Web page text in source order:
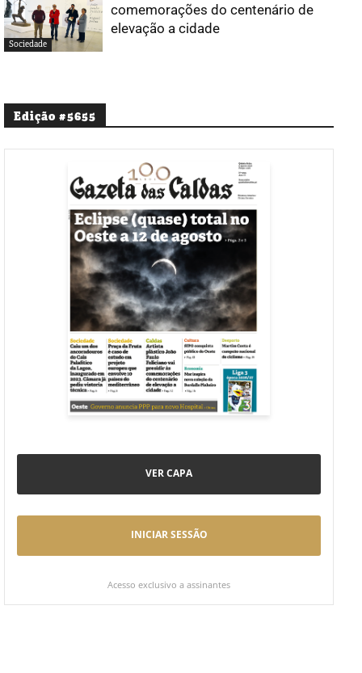
Sociedade
comemorações do centenário de
elevação a cidade
Edição #5655
VER CAPA
INICIAR SESSÃO
Acesso exclusivo a assinantes